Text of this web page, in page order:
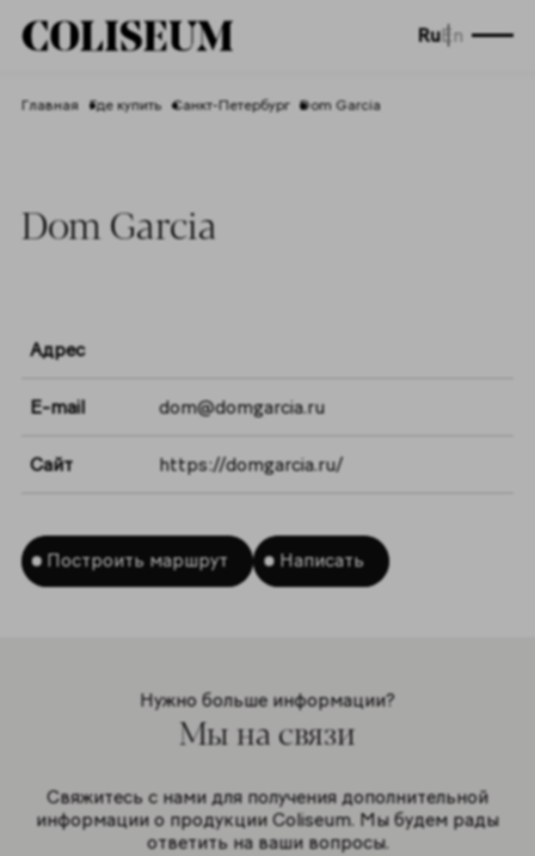
RuEn
Главная Где купить Санкт-Петербург Dom Garcia
Dom Garcia
Адрес
E-mail dom@domgarcia.ru
Сайт https://domgarcia.ru/
Построить маршрут Написать
Нужно больше информации?
Мы на связи
Свяжитесь с нами для получения дополнительной
информации о продукции Coliseum. Мы будем рады
ответить на ваши вопросы.